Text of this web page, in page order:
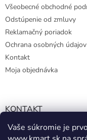
Vaše súkromie je
Všeobecné obchodné
Odstúpenie od zmluvy
Reklamačný poriadok
Ochrana osobných údajov
Kontakt
Moja objednávka
KONTAKT
info@kmart.sk